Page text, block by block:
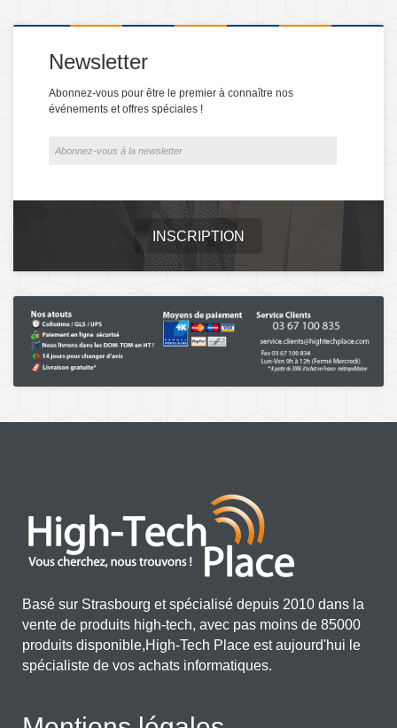
Newsletter
Abonnez-vous pour être le premier à connaître nos
événements et offres spéciales !
INSCRIPTION
Basé sur Strasbourg et spécialisé depuis 2010 dans la
vente de produits high-tech, avec pas moins de 85000
produits disponible,High-Tech Place est aujourd'hui le
spécialiste de vos achats informatiques.